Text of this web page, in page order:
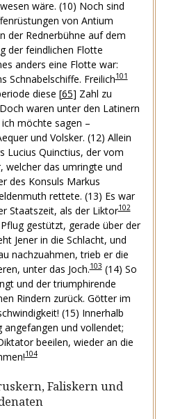
wäre. (10) Noch sind
von Antium
der Rednerbühne auf dem
der feindlichen Flotte
anders eine Flotte war:
Schnabelschiffe. Freilich101
diese [65] Zahl zu
waren unter den Latinern
möchte sagen –
und Volsker. (12) Allein
Lucius Quinctius, der vom
welcher das umringte und
des Konsuls Markus
rettete. (13) Es war
Staatszeit, als der Liktor102
gestützt, gerade über der
Jener in die Schlacht, und
nachzuahmen, trieb er die
unter das Joch.103 (14) So
und der triumphirende
Rindern zurück. Götter im
(15) Innerhalb
und vollendet;
beeilen, wieder an die
104
Faliskern und